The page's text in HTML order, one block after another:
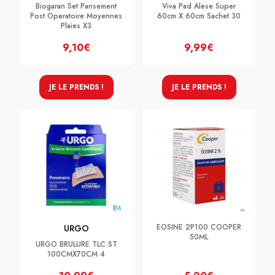
Biogaran Set Pansement
Post Operatoire Moyennes
Plaies X3
9,10€
JE LE PRENDS !
Viva Pad Alese Super
60cm X 60cm Sachet 30
9,99€
JE LE PRENDS !
URGO
URGO BRULURE TLC ST
100CMX70CM 4
EOSINE 2P100 COOPER
50ML